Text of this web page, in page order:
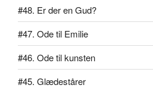
#48. Er der en Gud?
#47. Ode til Emilie
#46. Ode til kunsten
#45. Glædestårer